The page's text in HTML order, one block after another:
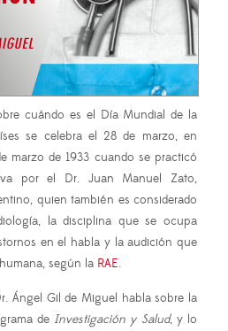
cuándo es el Día Mundial de la
se celebra el 28 de marzo, en
marzo de 1933 cuando se practicó
por el Dr. Juan Manuel Zato,
quien también es considerado
la disciplina que se ocupa
en el habla y la audición que
según la RAE.
Ángel Gil de Miguel habla sobre la
deInvestigación y Salud, y lo